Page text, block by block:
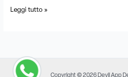
Leggi tutto »
Copyright © 2026 Devil App